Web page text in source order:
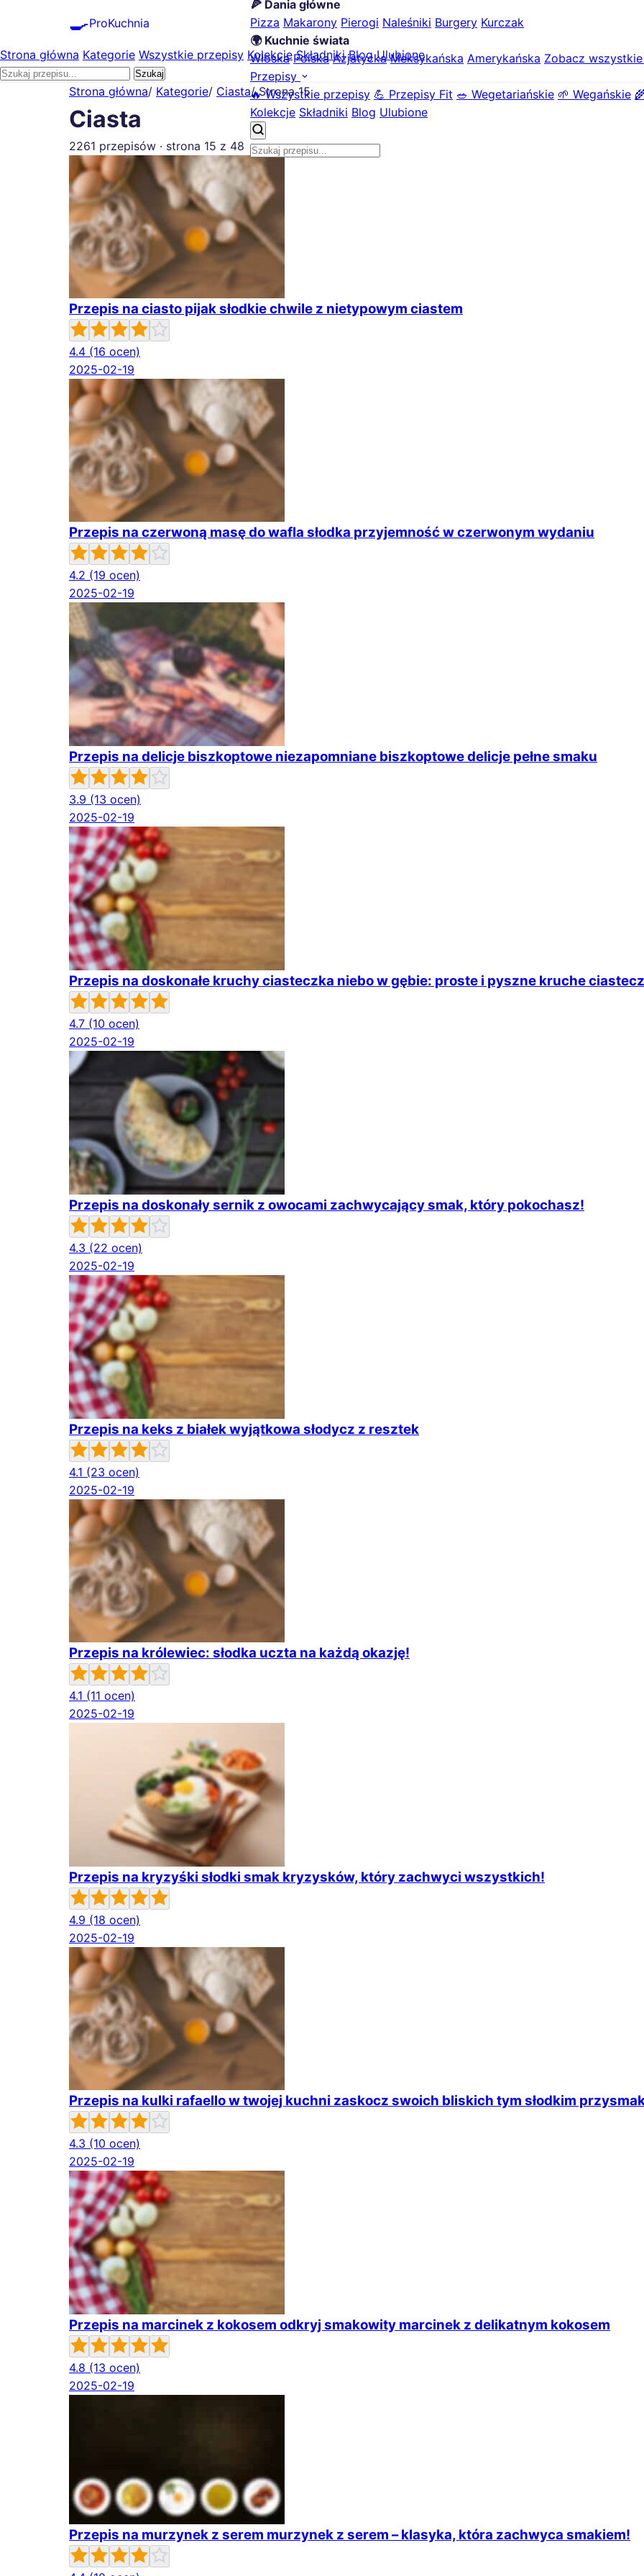
🍳ProKuchnia
🍕 Dania główne
Pizza Makarony Pierogi Naleśniki Burgery Kurczak
🌍 Kuchnie świata
Włoska Polska Azjatycka Meksykańska Amerykańska Zobacz
Przepisy
🔥 Wszystkie przepisy 💪 Przepisy Fit 🥗 Wegetariańskie 🌱 Wegańskie
Kolekcje Składniki Blog Ulubione
Strona główna Kategorie Wszystkie przepisy Kolekcje Składniki Blog Ulubione
Szukaj
Strona główna/ Kategorie/ Ciasta/ Strona 15
Ciasta
2261 przepisów · strona 15 z 48
Przepis na ciasto pijak słodkie chwile z nietypowym ciastem
4.4 (16 ocen)
2025-02-19
Przepis na czerwoną masę do wafla słodka przyjemność w czerwonym wydaniu
4.2 (19 ocen)
2025-02-19
Przepis na delicje biszkoptowe niezapomniane biszkoptowe delicje pełne smaku
3.9 (13 ocen)
2025-02-19
Przepis na doskonałe kruchy ciasteczka niebo w gębie: proste i pyszne kruche
4.7 (10 ocen)
2025-02-19
Przepis na doskonały sernik z owocami zachwycający smak, który pokochasz!
4.3 (22 ocen)
2025-02-19
Przepis na keks z białek wyjątkowa słodycz z resztek
4.1 (23 ocen)
2025-02-19
Przepis na królewiec: słodka uczta na każdą okazję!
4.1 (11 ocen)
2025-02-19
Przepis na kryzyśki słodki smak kryzysków, który zachwyci wszystkich!
4.9 (18 ocen)
2025-02-19
Przepis na kulki rafaello w twojej kuchni zaskocz swoich bliskich tym słodkim
4.3 (10 ocen)
2025-02-19
Przepis na marcinek z kokosem odkryj smakowity marcinek z delikatnym kokosem
4.8 (13 ocen)
2025-02-19
Przepis na murzynek z serem murzynek z serem – klasyka, która zachwyca smakiem!